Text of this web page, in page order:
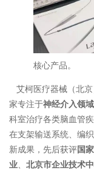
核心产品。
艾柯医疗器械（北
家专注于神经介入领域
科室治疗各类脑血管
在支架输送系统、编
新成果，先后获评国
业
北京市企业技术